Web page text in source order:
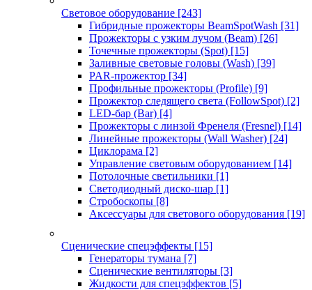
Световое оборудование [243]
Гибридные прожекторы BeamSpotWash [31]
Прожекторы с узким лучом (Beam) [26]
Точечные прожекторы (Spot) [15]
Заливные световые головы (Wash) [39]
PAR-прожектор [34]
Профильные прожекторы (Profile) [9]
Прожектор следящего света (FollowSpot) [2]
LED-бар (Bar) [4]
Прожекторы с линзой Френеля (Fresnel) [14]
Линейные прожекторы (Wall Washer) [24]
Циклорама [2]
Управление световым оборудованием [14]
Потолочные светильники [1]
Светодиодный диско-шар [1]
Стробоскопы [8]
Аксессуары для светового оборудования [19]
Сценические спецэффекты [15]
Генераторы тумана [7]
Сценические вентиляторы [3]
Жидкости для спецэффектов [5]